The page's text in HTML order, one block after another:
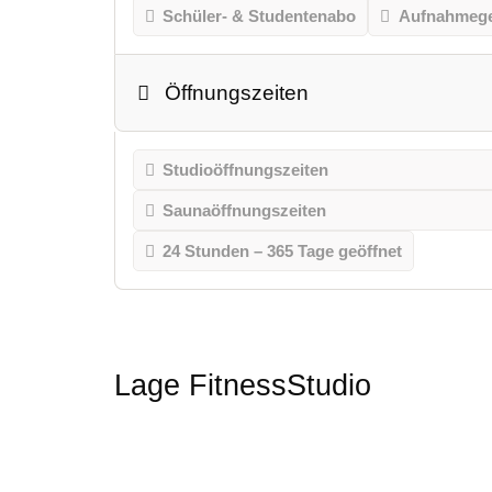
Schüler- & Studentenabo
Öffnungszeiten
Studioöffnungszeiten
Saunaöffnungszeiten
24 Stunden – 365 Tage geöffnet
Lage FitnessStudio